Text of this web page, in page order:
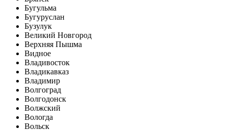
Бугульма
Бугуруслан
Бузулук
Великий Новгород
Верхняя Пышма
Видное
Владивосток
Владикавказ
Владимир
Волгоград
Волгодонск
Волжский
Вологда
Вольск